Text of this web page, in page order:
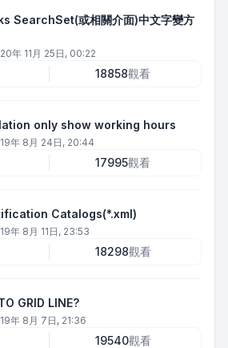
SearchSet(或相關介面)中文字變方
年 11月 25日, 00:22
18858觀看
only show working hours
年 8月 24日, 20:44
17995觀看
Catalogs(*.xml)
年 8月 11日, 23:53
18298觀看
GRID LINE?
年 8月 7日, 21:36
19540觀看